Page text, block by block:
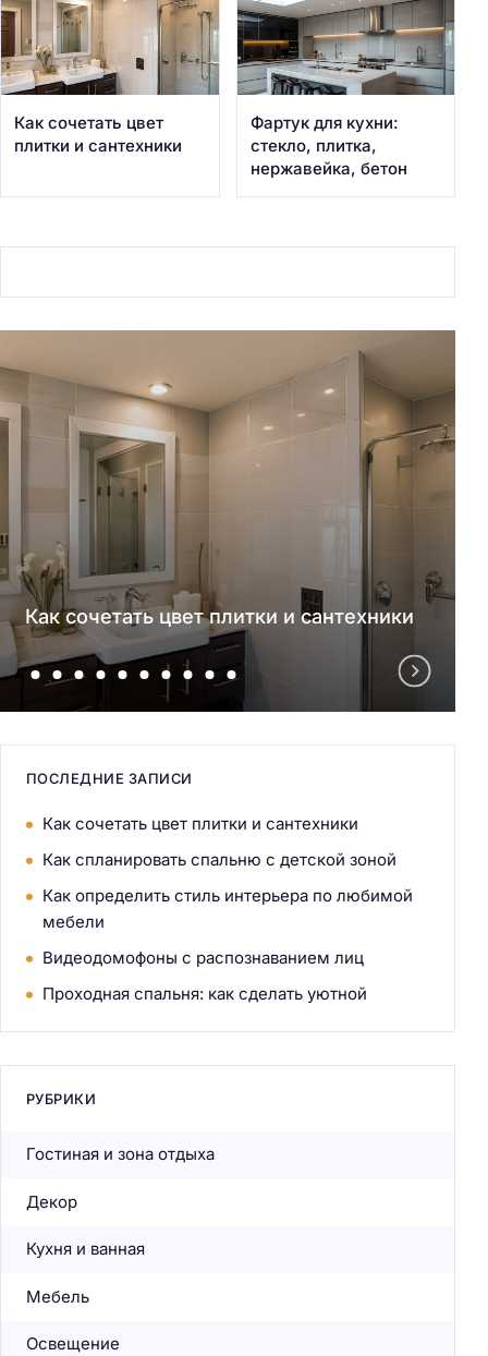
Как сочетать цвет
плитки и сантехники
Фартук для кухни:
стекло, плитка,
нержавейка, бетон
Как сочетать цвет плитки и сантехники
ПОСЛЕДНИЕ ЗАПИСИ
Как сочетать цвет плитки и сантехники
Как спланировать спальню с детской зоной
Как определить стиль интерьера по любимой
мебели
Видеодомофоны с распознаванием лиц
Проходная спальня: как сделать уютной
РУБРИКИ
Гостиная и зона отдыха
Декор
Кухня и ванная
Мебель
Освещение